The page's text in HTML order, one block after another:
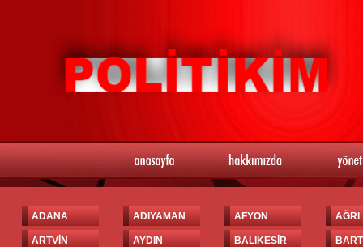
ADANA ADIYAMAN AFYON AĞRI
ARTVİN AYDIN BALIKESİR